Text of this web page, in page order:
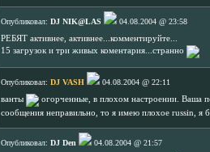
Опубликовал: DJ NIK@LAS
04.08.2004 @ 23:58
РЕБЯТ активнее, активнее...комментируйте...
15 загрузок и три живых коментария...странно
Опубликовал: DJ VASH
04.08.2004 @ 22:11
ванты
огорченные, в плохом настроении. Ваша
сообщения неправильно, то я имею плохое russin, я
Опубликовал: DJ Den
04.08.2004 @ 21:57